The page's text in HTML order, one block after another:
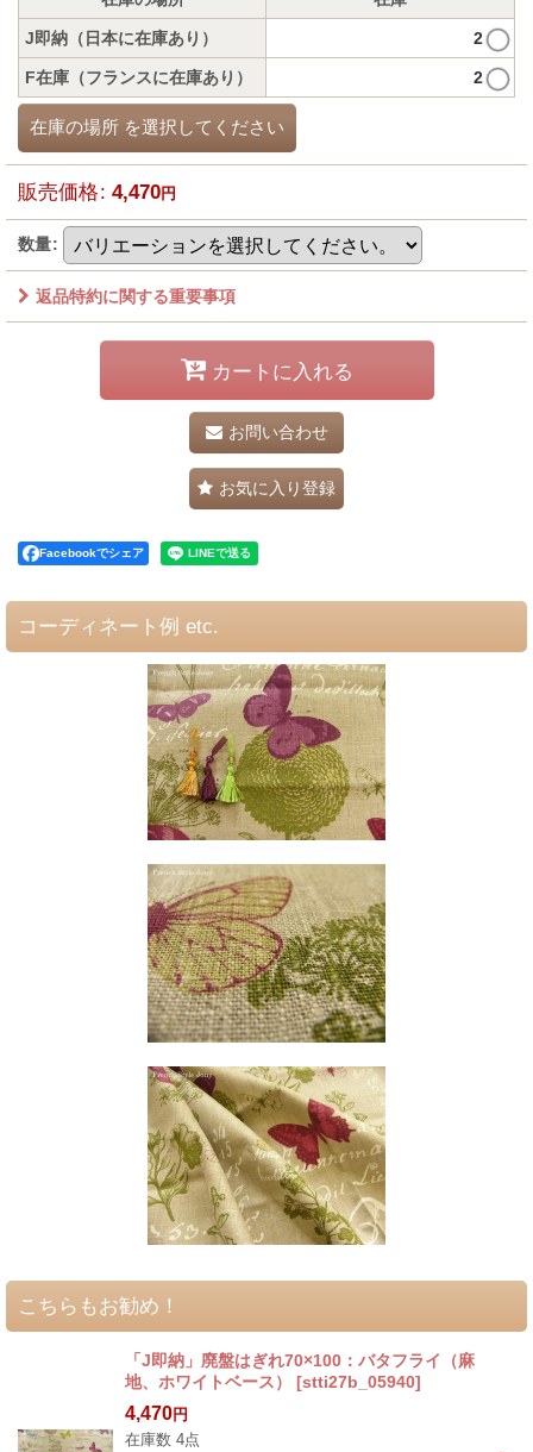
J即納（日本に在庫あり） 2
F在庫（フランスに在庫あり） 2
在庫の場所 を選択してください
販売価格: 4,470円
数量:
返品特約に関する重要事項
カートに入れる
お問い合わせ
お気に入り登録
Facebookでシェア
コーディネート例 etc.
こちらもお勧め！
「J即納」廃盤はぎれ70×100：バタフライ（麻
地、ホワイトベース）
[stti27b_05940]
4,470円
在庫数 4点